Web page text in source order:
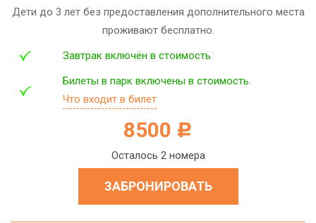
Дети до 3 лет без предоставления дополнительного места
проживают бесплатно.
Завтрак включён в стоимость
Билеты в парк включены в стоимость.
Что входит в билет
8500 c
Осталось 2 номера
ЗАБРОНИРОВАТЬ